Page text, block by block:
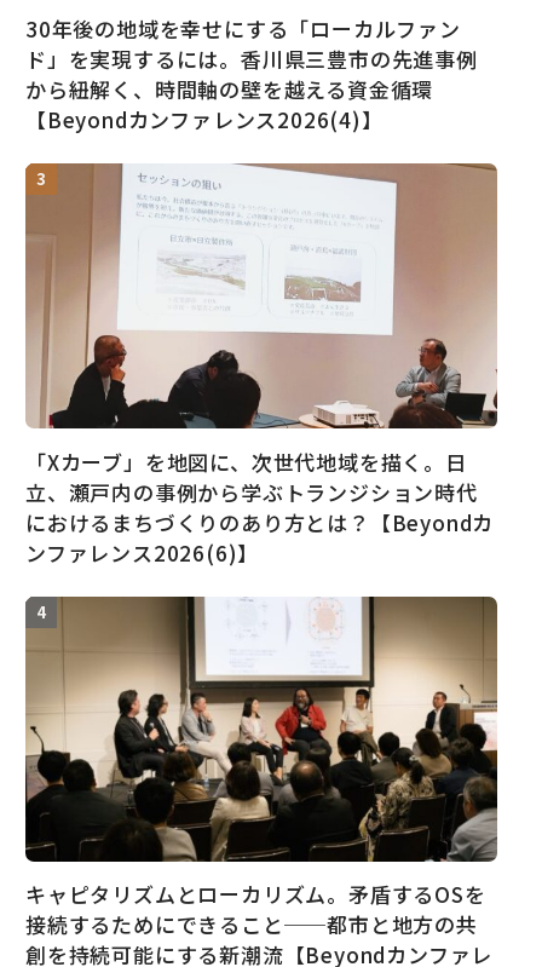
30年後の地域を幸せにする「ローカルファン
ド」を実現するには。香川県三豊市の先進事例
から紐解く、時間軸の壁を越える資金循環
【Beyondカンファレンス2026(4)】
「Xカーブ」を地図に、次世代地域を描く。日
立、瀬戸内の事例から学ぶトランジション時代
におけるまちづくりのあり方とは？【Beyondカ
ンファレンス2026(6)】
キャピタリズムとローカリズム。矛盾するOSを
接続するためにできること──都市と地方の共
創を持続可能にする新潮流【Beyondカンファレ